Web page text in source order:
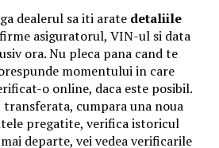
dealerul sa iti arate detaliile
asiguratorul, VIN-ul si data
ora. Nu pleca pana cand te
momentului in care
o online, daca este posibil.
cumpara una noua
pregatite, verifica istoricul
departe, vei vedea verificarile